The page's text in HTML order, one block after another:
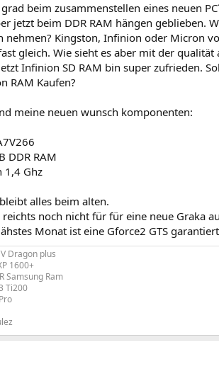
beim zusammenstellen eines neuen
jetzt beim DDR RAM hängen geblieben.
nehmen? Kingston, Infinion oder Micron
gleich. Wie sieht es aber mit der qualität
Infinion SD RAM bin super zufrieden.
RAM Kaufen?
meine neuen wunsch komponenten:
DDR RAM
1,4 Ghz
alles beim alten.
reichts noch nicht für für eine neue Graka
Monat ist eine Gforce2 GTS
Dragon plus
1600+
Samsung Ram
Ti200